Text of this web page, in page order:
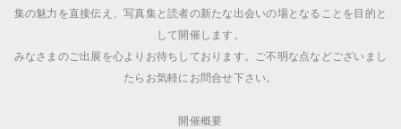
集の魅力を直接伝え、写真集と読者の新たな出会いの場となることを目的と
して開催します。
みなさまのご出展を心よりお待ちしております。ご不明な点などございまし
たらお気軽にお問合せ下さい。
開催概要